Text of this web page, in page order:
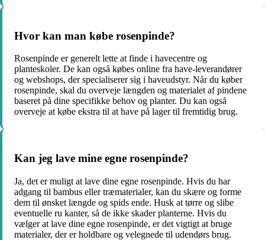
Hvor kan man købe rosenpinde?
Rosenpinde er generelt lette at finde i havecentre og
planteskoler. De kan også købes online fra have-leverandører
og webshops, der specialiserer sig i haveudstyr. Når du køber
rosenpinde, skal du overveje længden og materialet af pindene
baseret på dine specifikke behov og planter. Du kan også
overveje at købe ekstra til at have på lager til fremtidig brug.
Kan jeg lave mine egne rosenpinde?
Ja, det er muligt at lave dine egne rosenpinde. Hvis du har
adgang til bambus eller træmaterialer, kan du skære og forme
dem til ønsket længde og spids ende. Husk at tørre og slibe
eventuelle ru kanter, så de ikke skader planterne. Hvis du
vælger at lave dine egne rosenpinde, er det vigtigt at bruge
materialer, der er holdbare og velegnede til udendørs brug.